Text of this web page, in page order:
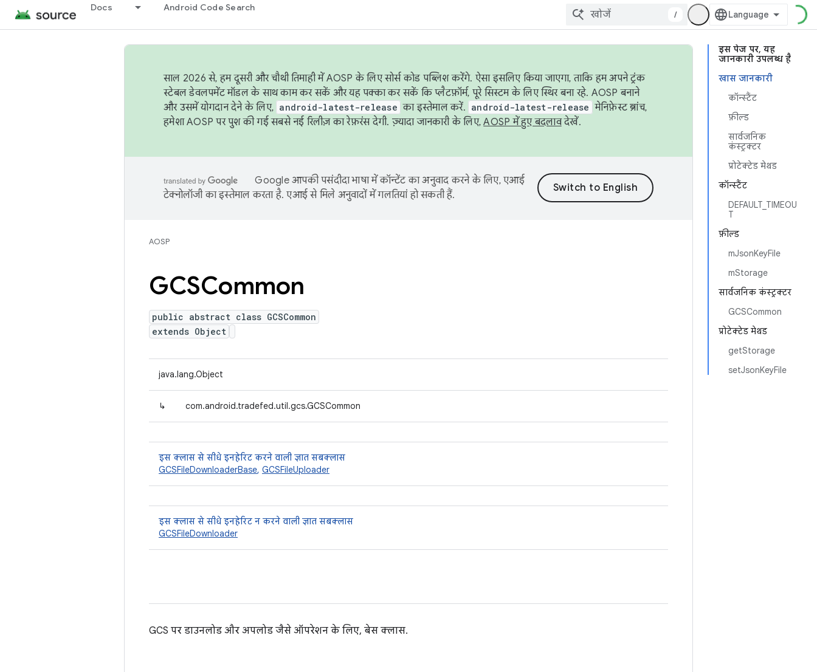
Docs Android Code Search
/
इस पेज पर, यह
जानकारी उपलब्ध है
खास जानकारी
कॉन्स्टैंट
फ़ील्ड
सार्वजनिक
कंस्ट्रक्टर
प्रोटेक्टेड मेथड
कॉन्स्टैंट
DEFAULT_TIMEOU
T
फ़ील्ड
mJsonKeyFile
mStorage
सार्वजनिक कंस्ट्रक्टर
GCSCommon
प्रोटेक्टेड मेथड
getStorage
setJsonKeyFile
साल 2026 से, हम दूसरी और चौथी तिमाही में AOSP के लिए सोर्स कोड पब्लिश करेंगे. ऐसा इसलिए किया जाएगा, ताकि हम अपने ट्रंक
स्टेबल डेवलपमेंट मॉडल के साथ काम कर सकें और यह पक्का कर सकें कि प्लैटफ़ॉर्म, पूरे सिस्टम के लिए स्थिर बना रहे. AOSP बनाने
और उसमें योगदान देने के लिए, android-latest-release का इस्तेमाल करें. android-latest-release मेनिफ़ेस्ट ब्रांच,
हमेशा AOSP पर पुश की गई सबसे नई रिलीज़ का रेफ़रंस देगी. ज़्यादा जानकारी के लिए,AOSP में हुए बदलावदेखें.
Google आपकी पसंदीदा भाषा में कॉन्टेंट का अनुवाद करने के लिए, एआई
टेक्नोलॉजी का इस्तेमाल करता है. एआई से मिले अनुवादों में गलतियां हो सकती हैं.
AOSP
GCSCommon
public abstract class GCSCommon
extends Object
java.lang.Object
↳ com.android.tradefed.util.gcs.GCSCommon
इस क्लास से सीधे इनहेरिट करने वाली ज्ञात सबक्लास
GCSFileDownloaderBase, GCSFileUploader
इस क्लास से सीधे इनहेरिट न करने वाली ज्ञात सबक्लास
GCSFileDownloader
GCS पर डाउनलोड और अपलोड जैसे ऑपरेशन के लिए, बेस क्लास.